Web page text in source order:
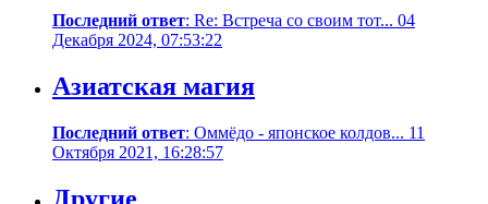
Последний ответ: Re: Встреча со своим тот... 04
Декабря 2024, 07:53:22
Азиатская магия
Последний ответ: Оммёдо - японское колдов... 11
Октября 2021, 16:28:57
Другие